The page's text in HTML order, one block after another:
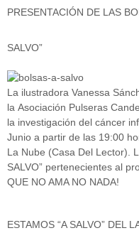
PRESENTACIÓN DE LAS
SALVO”
La ilustradora Vanessa
la Asociación Pulseras
la investigación del cáncer
Junio a partir de las 19:00
La Nube (Casa Del Lector).
SALVO” pertenecientes al
QUE NO AMA NO NADA!
ESTAMOS “A SALVO” DEL